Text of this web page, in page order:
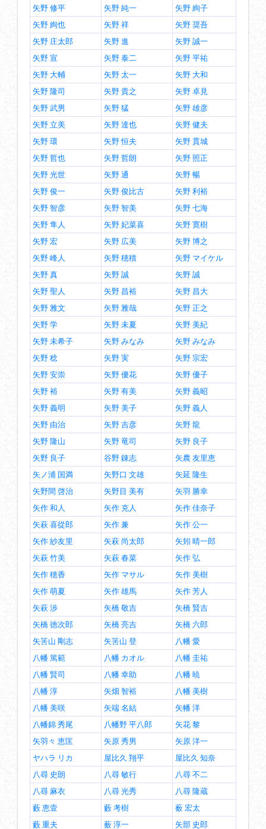
矢野 修平
矢野 純一
矢野 絢子
矢野 絢也
矢野 祥
矢野 奨吾
矢野 庄太郎
矢野 進
矢野 誠一
矢野 宣
矢野 泰二
矢野 平祐
矢野 大輔
矢野 太一
矢野 大和
矢野 隆司
矢野 貴之
矢野 卓見
矢野 武男
矢野 猛
矢野 雄彦
矢野 立美
矢野 達也
矢野 健夫
矢野 環
矢野 恒夫
矢野 貫城
矢野 哲也
矢野 哲朗
矢野 照正
矢野 光世
矢野 通
矢野 暢
矢野 俊一
矢野 俊比古
矢野 利裕
矢野 智彦
矢野 智美
矢野 七海
矢野 隼人
矢野 妃菜喜
矢野 寛樹
矢野 宏
矢野 広美
矢野 博之
矢野 峰人
矢野 穂積
矢野 マイケル
矢野 真
矢野 誠
矢野 誠
矢野 聖人
矢野 昌裕
矢野 昌大
矢野 雅文
矢野 雅哉
矢野 正之
矢野 学
矢野 未夏
矢野 美紀
矢野 未希子
矢野 みなみ
矢野 みなみ
矢野 稔
矢野 実
矢野 宗宏
矢野 安崇
矢野 優花
矢野 優子
矢野 裕
矢野 有美
矢野 義昭
矢野 義明
矢野 美子
矢野 義人
矢野 由治
矢野 吉彦
矢野 龍
矢野 隆山
矢野 竜司
矢野 良子
矢野 良子
谷野 錬志
矢農 友里恵
矢ノ浦 国満
矢野口 文雄
矢延 隆生
矢野間 啓治
矢野目 美有
矢羽 勝幸
矢作 和人
矢作 克人
矢作 佳奈子
矢萩 喜從郎
矢作 兼
矢作 公一
矢作 紗友里
矢萩 尚太郎
矢矧 晴一郎
矢萩 竹美
矢萩 春菜
矢作 弘
矢作 穂香
矢作 マサル
矢作 美樹
矢作 萌夏
矢作 雄馬
矢作 芳人
矢萩 渉
矢橋 敬吉
矢橋 賢吉
矢橋 徳次郎
矢橋 亮吉
矢橋 六郎
矢筈山 剛志
矢筈山 登
八幡 愛
八幡 篤範
八幡 カオル
八幡 圭祐
八幡 賢司
八幡 幸助
八幡 暁
八幡 淳
矢畑 智裕
八幡 美樹
八幡 美咲
矢端 名結
矢幡 洋
八幡錦 秀尾
八幡野 平八郎
矢花 黎
矢羽々 恵匡
矢原 秀男
矢原 洋一
ヤハラ リカ
屋比久 翔平
屋比久 知奈
八尋 史朗
八尋 敏行
八尋 不二
八尋 麻衣
八尋 光秀
八尋 隆蔵
藪 恵壹
藪 考樹
薮 宏太
藪 重夫
薮 淳一 矢部 史郎